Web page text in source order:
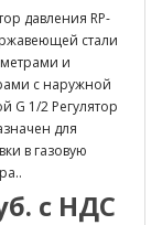
давления RP-
стали
и
с наружной
G 1/2 Регулятор
для
в газовую
с НДС